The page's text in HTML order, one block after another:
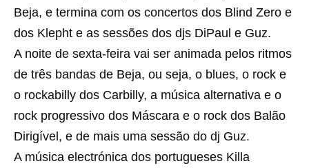
Beja, e termina com os concertos dos Blind Zero e
dos Klepht e as sessões dos djs DiPaul e Guz.
A noite de sexta-feira vai ser animada pelos ritmos
de três bandas de Beja, ou seja, o blues, o rock e
o rockabilly dos Carbilly, a música alternativa e o
rock progressivo dos Máscara e o rock dos Balão
Dirigível, e de mais uma sessão do dj Guz.
A música electrónica dos portugueses Killa